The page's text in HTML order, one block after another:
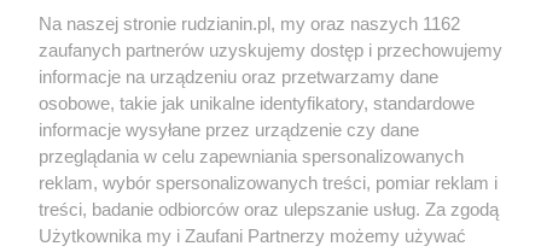
Wydawca mediów lokalnych
Nie zapomnij
zapoznać się z:
polityką prywatności regulamin korzystania z portali
Twojemiasto Skontaktuj sięz nami
Na naszej stronie rudzianin.pl, my oraz naszych 1162
zaufanych partnerów uzyskujemy dostęp i przechowujemy
informacje na urządzeniu oraz przetwarzamy dane
osobowe, takie jak unikalne identyfikatory, standardowe
informacje wysyłane przez urządzenie czy dane
przeglądania w celu zapewniania spersonalizowanych
reklam, wybór spersonalizowanych treści, pomiar reklam i
treści, badanie odbiorców oraz ulepszanie usług. Za zgodą
Użytkownika my i Zaufani Partnerzy możemy używać